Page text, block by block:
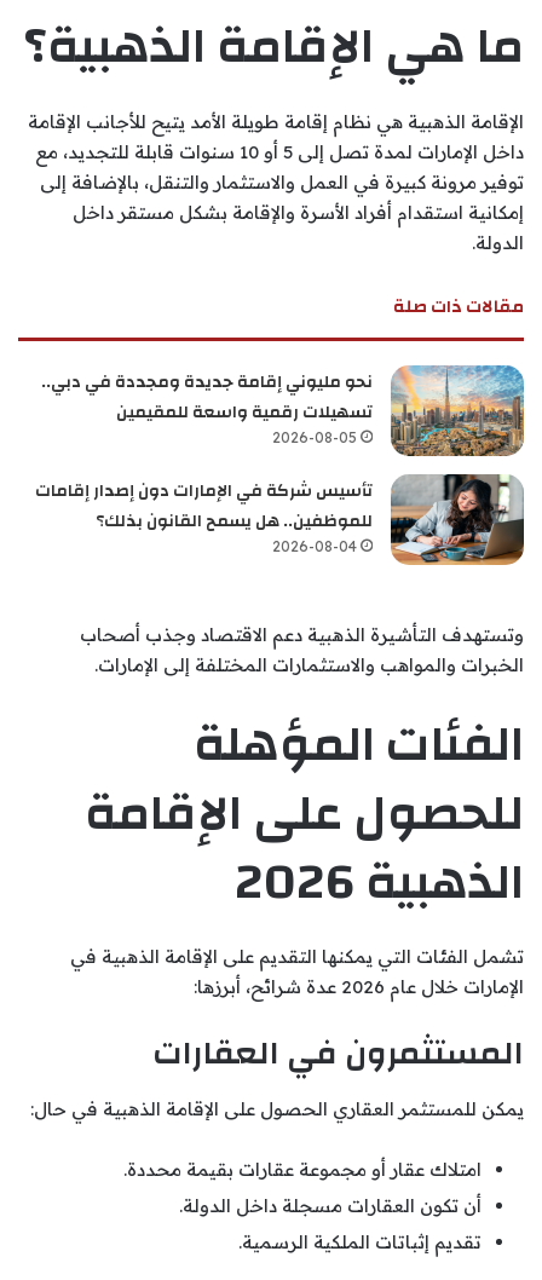
ما هي الإقامة الذهبية؟
الإقامة الذهبية هي نظام إقامة طويلة الأمد يتيح للأجانب الإقامة
داخل الإمارات لمدة تصل إلى 5 أو 10 سنوات قابلة للتجديد، مع
توفير مرونة كبيرة في العمل والاستثمار والتنقل، بالإضافة إلى
إمكانية استقدام أفراد الأسرة والإقامة بشكل مستقر داخل
الدولة.
مقالات ذات صلة
نحو مليوني إقامة جديدة ومجددة في دبي..
تسهيلات رقمية واسعة للمقيمين
2026-08-05
تأسيس شركة في الإمارات دون إصدار إقامات
للموظفين.. هل يسمح القانون بذلك؟
2026-08-04
وتستهدف التأشيرة الذهبية دعم الاقتصاد وجذب أصحاب
الخبرات والمواهب والاستثمارات المختلفة إلى الإمارات.
الفئات المؤهلة
للحصول على الإقامة
الذهبية 2026
تشمل الفئات التي يمكنها التقديم على الإقامة الذهبية في
الإمارات خلال عام 2026 عدة شرائح، أبرزها:
المستثمرون في العقارات
يمكن للمستثمر العقاري الحصول على الإقامة الذهبية في حال:
امتلاك عقار أو مجموعة عقارات بقيمة محددة.
أن تكون العقارات مسجلة داخل الدولة.
تقديم إثباتات الملكية الرسمية.